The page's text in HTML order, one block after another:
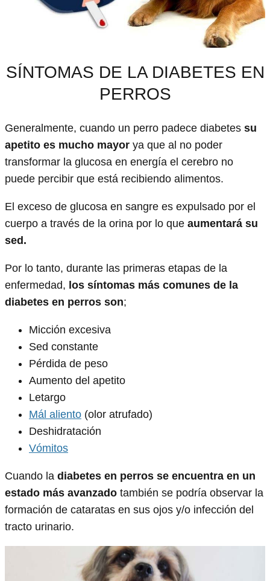
SÍNTOMAS DE LA DIABETES EN
PERROS
Generalmente, cuando un perro padece diabetes su
apetito es mucho mayor ya que al no poder
transformar la glucosa en energía el cerebro no
puede percibir que está recibiendo alimentos.
El exceso de glucosa en sangre es expulsado por el
cuerpo a través de la orina por lo que aumentará su
sed.
Por lo tanto, durante las primeras etapas de la
enfermedad, los síntomas más comunes de la
diabetes en perros son;
Micción excesiva
Sed constante
Pérdida de peso
Aumento del apetito
Letargo
Mál aliento (olor atrufado)
Deshidratación
Vómitos
Cuando la diabetes en perros se encuentra en un
estado más avanzado también se podría observar la
formación de cataratas en sus ojos y/o infección del
tracto urinario.